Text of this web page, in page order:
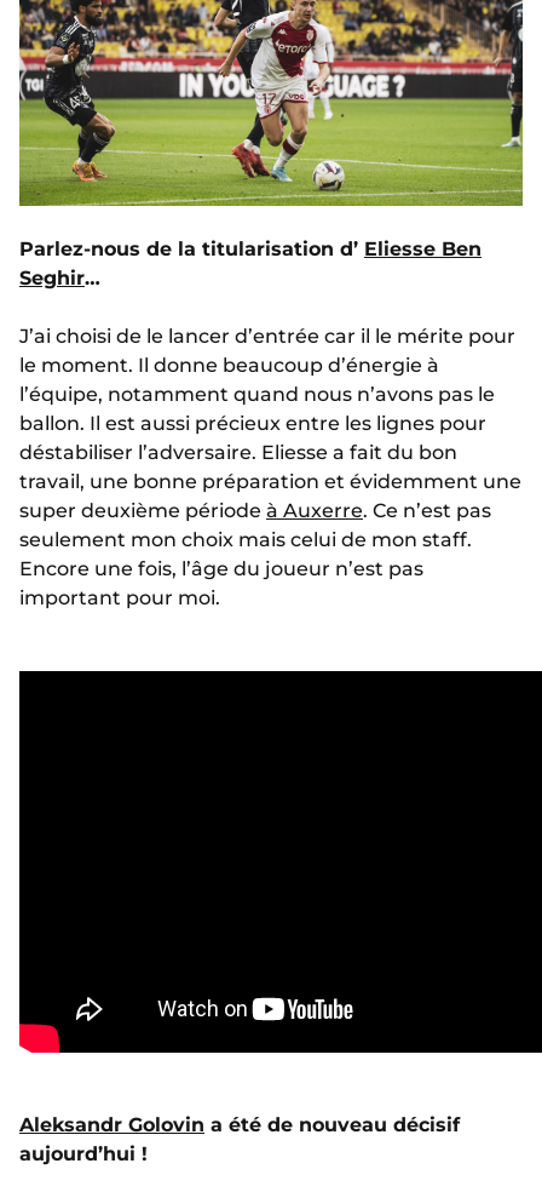
Parlez-nous de la titularisation d’ Eliesse Ben
Seghir…
J’ai choisi de le lancer d’entrée car il le mérite pour
le moment. Il donne beaucoup d’énergie à
l’équipe, notamment quand nous n’avons pas le
ballon. Il est aussi précieux entre les lignes pour
déstabiliser l’adversaire. Eliesse a fait du bon
travail, une bonne préparation et évidemment une
super deuxième période à Auxerre. Ce n’est pas
seulement mon choix mais celui de mon staff.
Encore une fois, l’âge du joueur n’est pas
important pour moi.
Aleksandr Golovin a été de nouveau décisif
aujourd’hui !